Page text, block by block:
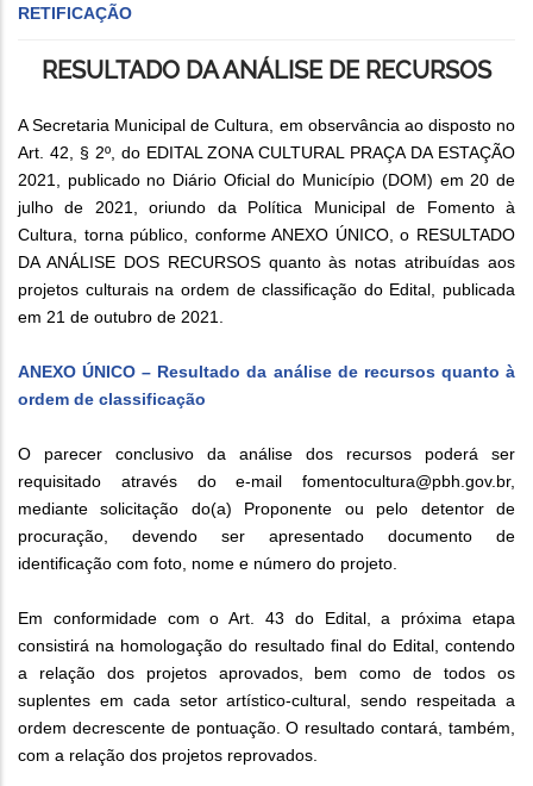
RETIFICAÇÃO
RESULTADO DA ANÁLISE DE RECURSOS
A Secretaria Municipal de Cultura, em observância ao disposto no
Art. 42, § 2º, do EDITAL ZONA CULTURAL PRAÇA DA ESTAÇÃO
2021, publicado no Diário Oficial do Município (DOM) em 20 de
julho de 2021, oriundo da Política Municipal de Fomento à
Cultura, torna público, conforme ANEXO ÚNICO, o RESULTADO
DA ANÁLISE DOS RECURSOS quanto às notas atribuídas aos
projetos culturais na ordem de classificação do Edital, publicada
em 21 de outubro de 2021.
ANEXO ÚNICO – Resultado da análise de recursos quanto à
ordem de classificação
O parecer conclusivo da análise dos recursos poderá ser
requisitado através do e-mail fomentocultura@pbh.gov.br,
mediante solicitação do(a) Proponente ou pelo detentor de
procuração, devendo ser apresentado documento de
identificação com foto, nome e número do projeto.
Em conformidade com o Art. 43 do Edital, a próxima etapa
consistirá na homologação do resultado final do Edital, contendo
a relação dos projetos aprovados, bem como de todos os
suplentes em cada setor artístico-cultural, sendo respeitada a
ordem decrescente de pontuação. O resultado contará, também,
com a relação dos projetos reprovados.